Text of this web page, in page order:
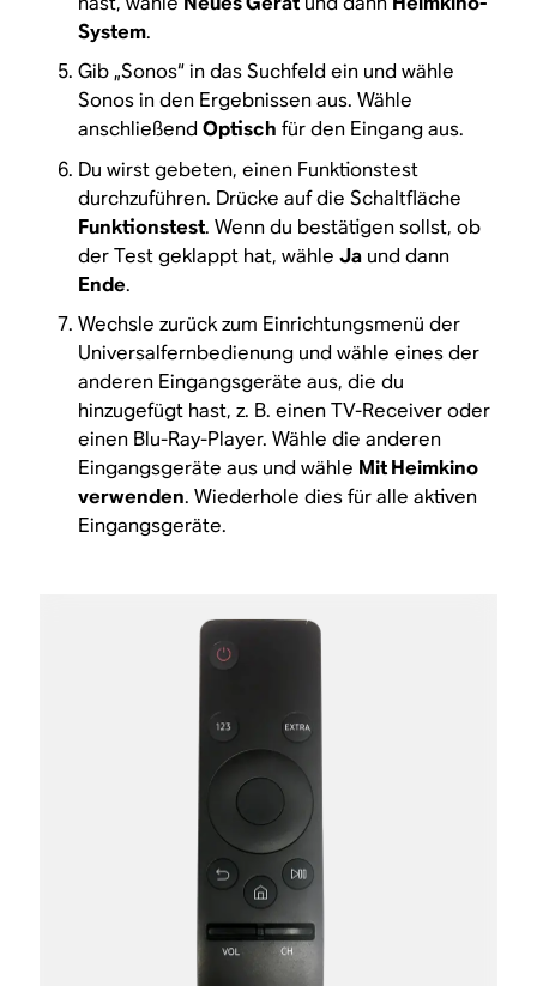
System.
Gib „Sonos“ in das Suchfeld ein und wähle
Sonos in den Ergebnissen aus. Wähle
anschließendOptisch für den Eingang aus.
Du wirst gebeten, einen Funktionstest
durchzuführen. Drücke auf die Schaltfläche
Funktionstest. Wenn du bestätigen sollst, ob
der Test geklappt hat, wähleJa und dann
Ende.
Wechsle zurück zum Einrichtungsmenü der
Universalfernbedienung und wähle eines der
anderen Eingangsgeräte aus, die du
hinzugefügt hast, z. B. einen TV-Receiver oder
einen Blu-Ray-Player. Wähle die anderen
Eingangsgeräte aus und wähle Mit Heimkino
verwenden. Wiederhole dies für alle aktiven
Eingangsgeräte.